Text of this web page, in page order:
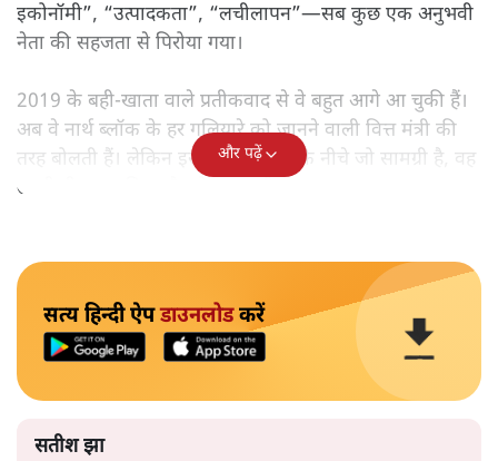
इकोनॉमी”, “उत्पादकता”, “लचीलापन”—सब कुछ एक अनुभवी
नेता की सहजता से पिरोया गया।
2019 के बही‑खाता वाले प्रतीकवाद से वे बहुत आगे आ चुकी हैं।
अब वे नार्थ ब्लॉक के हर गलियारे को जानने वाली वित्त मंत्री की
तरह बोलती हैं। लेकिन इस आत्मविश्वास के नीचे जो सामग्री है, वह
उतनी ही अनुमानित और दोहराव भरी।
और पढ़ें
सत्य हिन्दी ऐपडाउनलोडकरें
सतीश झा